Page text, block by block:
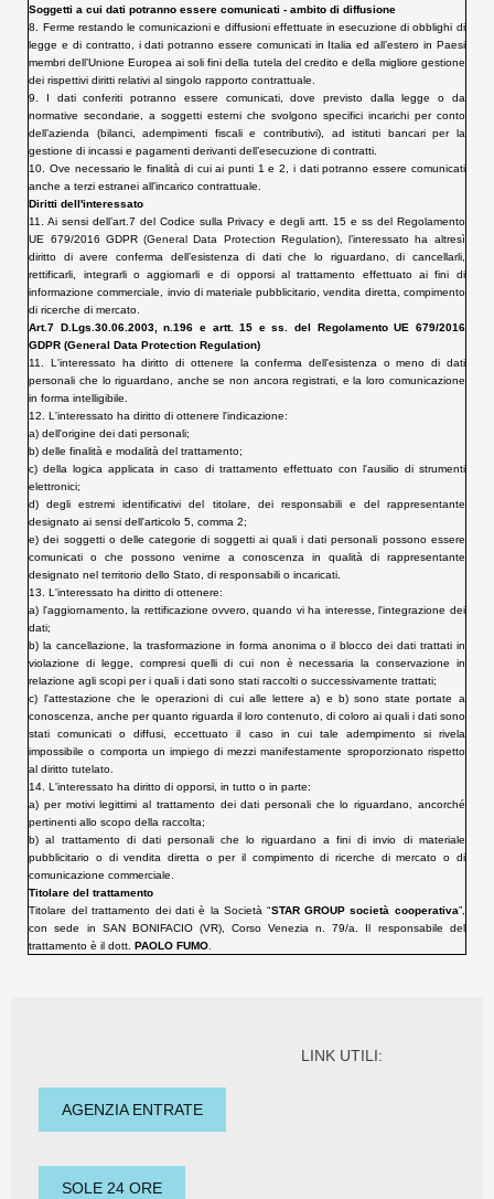
Soggetti a cui dati potranno essere comunicati - ambito di diffusione
8. Ferme restando le comunicazioni e diffusioni effettuate in esecuzione di obblighi di
legge e di contratto, i dati potranno essere comunicati in Italia ed all’estero in Paesi
membri dell’Unione Europea ai soli fini della tutela del credito e della migliore gestione
dei rispettivi diritti relativi al singolo rapporto contrattuale.
9. I dati conferiti potranno essere comunicati, dove previsto dalla legge o da
normative secondarie, a soggetti esterni che svolgono specifici incarichi per conto
dell’azienda (bilanci, adempimenti fiscali e contributivi), ad istituti bancari per la
gestione di incassi e pagamenti derivanti dell’esecuzione di contratti.
10. Ove necessario le finalità di cui ai punti 1 e 2, i dati potranno essere comunicati
anche a terzi estranei all'incarico contrattuale.
Diritti dell'interessato
11. Ai sensi dell’art.7 del Codice sulla Privacy e degli artt. 15 e ss del Regolamento
UE 679/2016 GDPR (General Data Protection Regulation), l’interessato ha altresì
diritto di avere conferma dell’esistenza di dati che lo riguardano, di cancellarli,
rettificarli, integrarli o aggiornarli e di opporsi al trattamento effettuato ai fini di
informazione commerciale, invio di materiale pubblicitario, vendita diretta, compimento
di ricerche di mercato.
Art.7 D.Lgs.30.06.2003, n.196 e artt. 15 e ss.
del Regolamento UE 679/2016
GDPR (General Data Protection Regulation)
11.
L'interessato ha diritto di ottenere la conferma dell'esistenza o meno di dati
personali che lo riguardano, anche se non ancora registrati, e la loro comunicazione
in forma intelligibile.
12. L'interessato ha diritto di ottenere l'indicazione:
a) dell'origine dei dati personali;
b) delle finalità e modalità del trattamento;
c) della logica applicata in caso di trattamento effettuato con l'ausilio di strumenti
elettronici;
d) degli estremi identificativi del titolare, dei responsabili e del rappresentante
designato ai sensi dell'articolo 5, comma 2;
e) dei soggetti o delle categorie di soggetti ai quali i dati personali possono essere
comunicati o che possono venirne a conoscenza in qualità di rappresentante
designato nel territorio dello Stato, di responsabili o incaricati.
13. L'interessato ha diritto di ottenere:
a) l'aggiornamento, la rettificazione ovvero, quando vi ha interesse, l'integrazione dei
dati;
b) la cancellazione, la trasformazione in forma anonima o il blocco dei dati trattati in
violazione di legge, compresi quelli di cui non è necessaria la conservazione in
relazione agli scopi per i quali i dati sono stati raccolti o successivamente trattati;
c) l'attestazione che le operazioni di cui alle lettere a) e b) sono state portate a
conoscenza, anche per quanto riguarda il loro contenuto, di coloro ai quali i dati sono
stati comunicati o diffusi, eccettuato il caso in cui tale adempimento si rivela
impossibile o comporta un impiego di mezzi manifestamente sproporzionato rispetto
al diritto tutelato.
14. L'interessato ha diritto di opporsi, in tutto o in parte:
a) per motivi legittimi al trattamento dei dati personali che lo riguardano, ancorché
pertinenti allo scopo della raccolta;
b) al trattamento di dati personali che lo riguardano a fini di invio di materiale
pubblicitario o di vendita diretta o per il compimento di ricerche di mercato o di
comunicazione commerciale.
Titolare del trattamento
Titolare del trattamento dei dati è la Società “STAR GROUP società cooperativa”,
con sede in SAN BONIFACIO (VR), Corso Venezia n. 79/a. Il responsabile del
trattamento è il dott.PAOLO FUMO.
LINK UTILI:
AGENZIA ENTRATE
SOLE 24 ORE